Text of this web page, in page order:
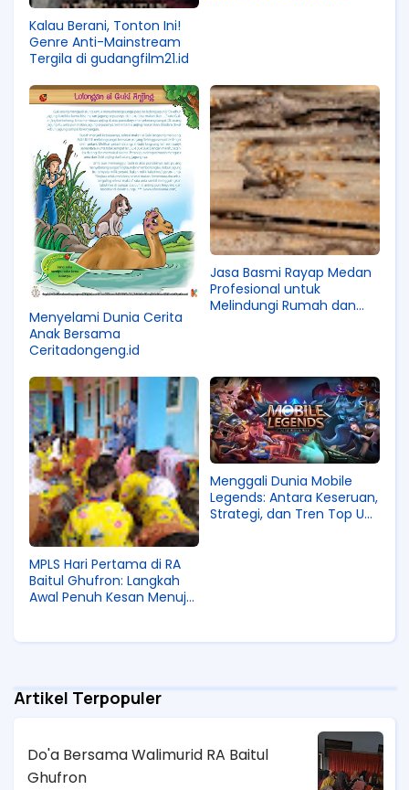
Kalau Berani, Tonton Ini!
Genre Anti-Mainstream
Tergila di gudangfilm21.id
Menyelami Dunia Cerita
Anak Bersama
Ceritadongeng.id
Jasa Basmi Rayap Medan
Profesional untuk
Melindungi Rumah dan
MPLS Hari Pertama di RA
Baitul Ghufron: Langkah
Awal Penuh Kesan Menuju
Menggali Dunia Mobile
Legends: Antara Keseruan,
Strategi, dan Tren Top Up
Artikel Terpopuler
Do'a Bersama Walimurid RA Baitul
Ghufron